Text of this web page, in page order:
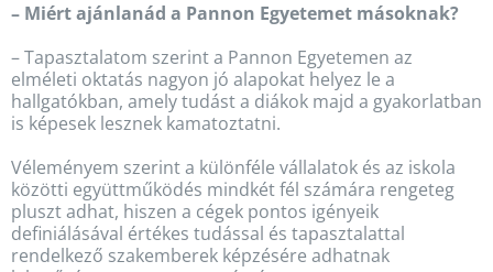
– Miért ajánlanád a Pannon Egyetemet másoknak?
– Tapasztalatom szerint a Pannon Egyetemen az
elméleti oktatás nagyon jó alapokat helyez le a
hallgatókban, amely tudást a diákok majd a gyakorlatban
is képesek lesznek kamatoztatni.
Véleményem szerint a különféle vállalatok és az iskola
közötti együttműködés mindkét fél számára rengeteg
pluszt adhat, hiszen a cégek pontos igényeik
definiálásával értékes tudással és tapasztalattal
rendelkező szakemberek képzésére adhatnak